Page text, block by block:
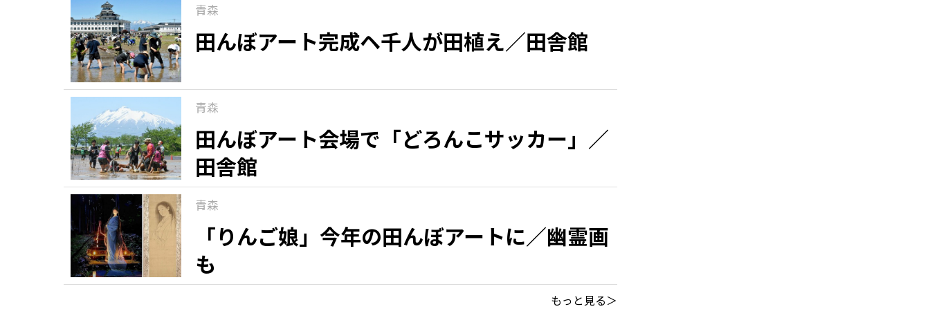
青森
田んぼアート完成ヘ千人が田植え／田舎館
青森
田んぼアート会場で「どろんこサッカー」／
田舎館
青森
「りんご娘」今年の田んぼアートに／幽霊画
も
もっと見る＞